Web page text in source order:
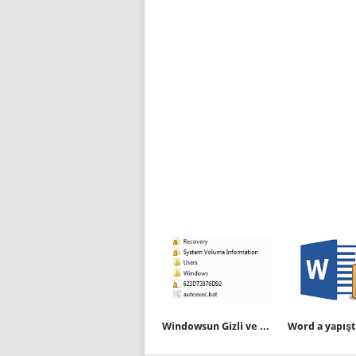
Windowsun Gizli ve korunan dosyalarını kolayca görüntüleyin